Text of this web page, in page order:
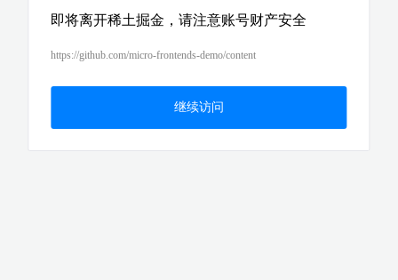
即将离开稀土掘金，请注意账号财产安全
https://github.com/micro-frontends-demo/content
继续访问